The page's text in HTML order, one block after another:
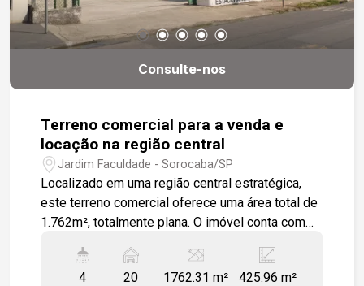
Consulte-nos
Terreno comercial para a venda e
locação na região central
Jardim Faculdade - Sorocaba/SP
Localizado em uma região central estratégica,
este terreno comercial oferece uma área total de
1.762m², totalmente plana. O imóvel conta com
com cerca de 15 vagas na entrada e mais 5
vagas cobertas nos fundos. Há também uma área
4 20 1762.31 m² 425.96 m²